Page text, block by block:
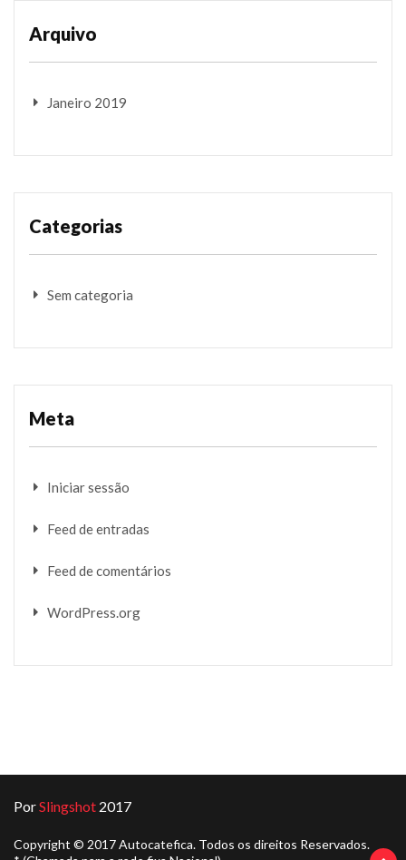
Arquivo
Janeiro 2019
Categorias
Sem categoria
Meta
Iniciar sessão
Feed de entradas
Feed de comentários
WordPress.org
PorSlingshot 2017
Copyright © 2017 Autocatefica. Todos os direitos Reservados.